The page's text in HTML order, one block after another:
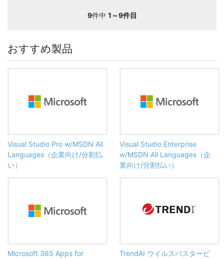
9件中 1～9件目
おすすめ製品
Visual Studio Pro w/MSDN All
Languages（企業向け/分割払
い）
Visual Studio Enterprise
w/MSDN All Languages（企
業向け/分割払い）
Microsoft 365 Apps for
TrendAI ウイルスバスタービ